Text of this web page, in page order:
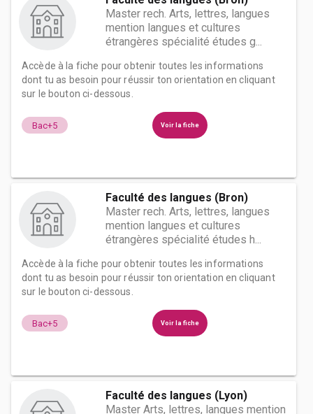
Master rech. Arts, lettres, langues
mention langues et cultures
étrangères spécialité études g...
Accède à la fiche pour obtenir toutes les informations
dont tu as besoin pour réussir ton orientation en cliquant
sur le bouton ci-dessous.
Bac+5 Voir la fiche
Faculté des langues (Bron)
Master rech. Arts, lettres, langues
mention langues et cultures
étrangères spécialité études h...
Accède à la fiche pour obtenir toutes les informations
dont tu as besoin pour réussir ton orientation en cliquant
sur le bouton ci-dessous.
Bac+5 Voir la fiche
Faculté des langues (Lyon)
Master Arts, lettres, langues mention